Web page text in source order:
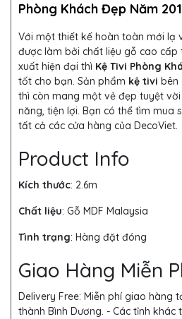
Phòng Khách Đẹp Năm
Với một thiết kế hoàn toàn mới lạ
được làm bởi chất liệu gỗ cao cấp
xuất hiện đại thì Kệ Tivi Phòng
tốt cho bạn. Sản phẩm kệ tivi bên
thì còn mang một vẻ đẹp tuyệt
năng, tiện lợi. Bạn có thể tìm mua
tất cả các cửa hàng của DecoViet.
Product Info
Kích thước: 2.6m
Chất liệu: Gỗ MDF Malaysia
Tình trạng: Hàng đặt đóng
Giao Hàng Miễn
Delivery Free: Miễn phí giao hàng
thành Bình Dương. - Các tỉnh khác